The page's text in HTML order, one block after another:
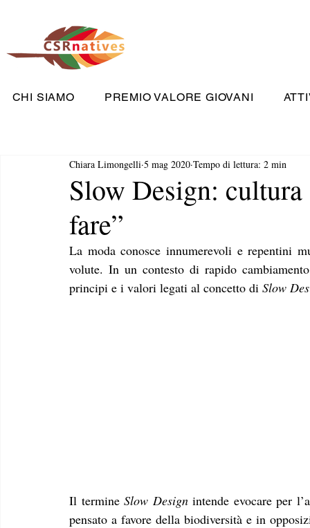
CHI SIAMO PREMIO VALORE GIOVANI
Slow Design:
fare”
Chiara Limongelli 5 mag 2020 Tempo di lettura: 2 min
La moda conosce innumerevoli e repentini
volute. In un contesto di rapido
principi e i valori legati al concetto di Slow
Il termine Slow Design intende evocare per
pensato a favore della biodiversità e in